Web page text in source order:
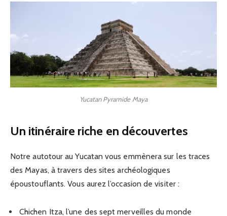
Yucatan Pyramide Maya
Un itinéraire riche en découvertes
Notre autotour au Yucatan vous emmènera sur les traces
des Mayas, à travers des sites archéologiques
époustouflants. Vous aurez l’occasion de visiter :
Chichen Itza, l’une des sept merveilles du monde